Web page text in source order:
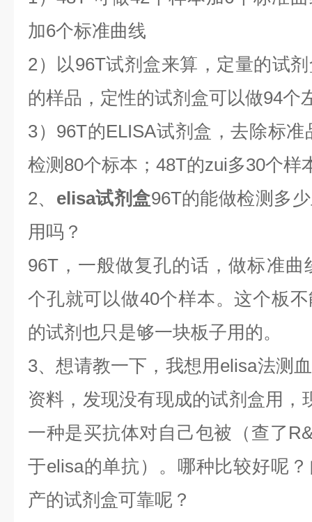
加6个标准曲线
2）以96T试剂盒来算，定量的试
的样品，定性的试剂盒可以做94个
3）96T的ELISA试剂盒，去除标
检测80个标本；48T的zui多30个样
2、 elisa试剂盒96T的能做检测多
用吗？
96T，一般做复孔的话，做标准曲
个孔就可以做40个样本。这个板
的试剂也只是够一块板子用的。
3、想请教一下，我想用elisa法测
资料，发现没有现成的试剂盒用，
一种是买抗体对自己包被（查了
于elisa的单抗）。哪种比较好呢
产的试剂盒可靠呢？